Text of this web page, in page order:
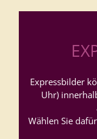
Expressbilder
Uhr)
Wählen Sie